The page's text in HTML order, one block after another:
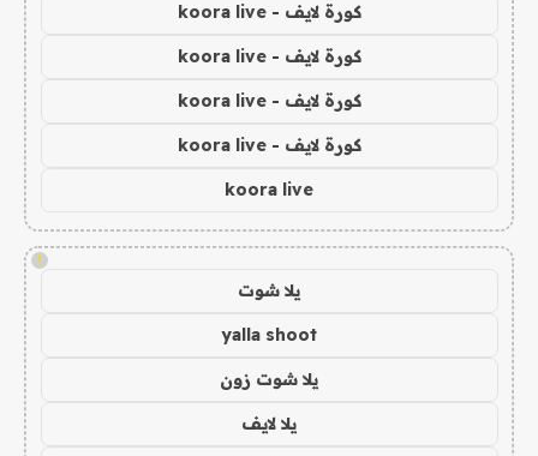
كورة لايف - koora live
كورة لايف - koora live
كورة لايف - koora live
كورة لايف - koora live
koora live
!
يلا شوت
yalla shoot
يلا شوت زون
يلا لايف